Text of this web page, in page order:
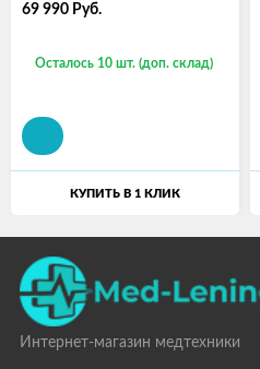
69 990 Руб.
Осталось 10 шт. (доп. склад)
КУПИТЬ В 1 КЛИК
Интернет-магазин медтехники